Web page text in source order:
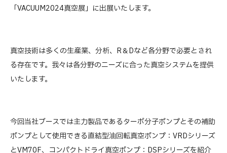
「VACUUM2024真空展」に出展いたします。
真空技術は多くの生産業、分析、R＆Dなど各分野で必要とされ
る存在です。我々は各分野のニーズに合った真空システムを提供
いたします。
今回当社ブースでは主力製品であるターボ分子ポンプとその補助
ポンプとして使用できる直結型油回転真空ポンプ：VRDシリーズ
とVM70F、コンパクトドライ真空ポンプ：DSPシリーズを紹介